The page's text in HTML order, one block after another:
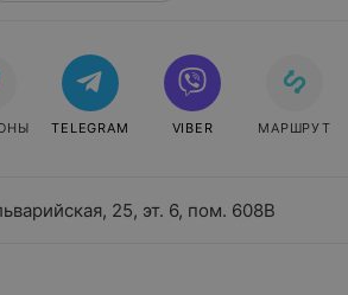
25, эт. 6, пом. 608В
TELEGRAM VIBER МАРШРУТ